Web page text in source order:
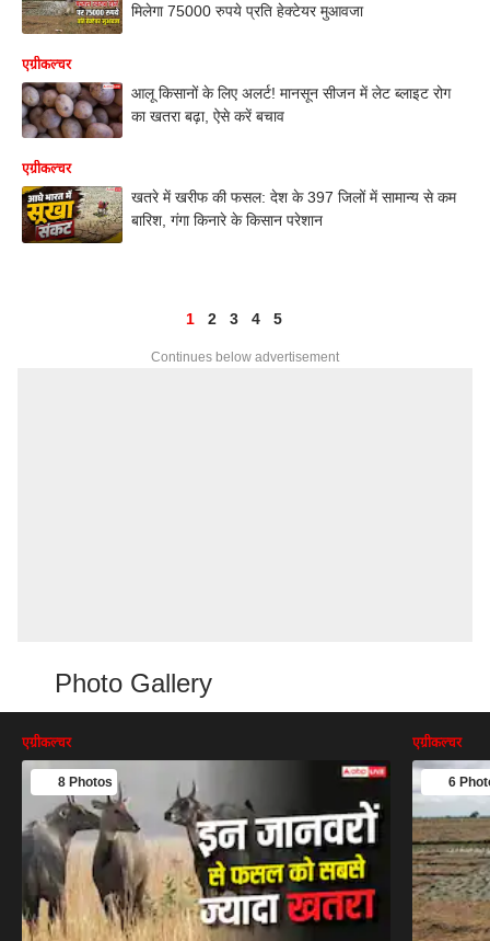
मिलेगा 75000 रुपये प्रति हेक्टेयर मुआवजा
एग्रीकल्चर
आलू किसानों के लिए अलर्ट! मानसून सीजन में लेट ब्लाइट रोग
का खतरा बढ़ा, ऐसे करें बचाव
एग्रीकल्चर
खतरे में खरीफ की फसल: देश के 397 जिलों में सामान्य से कम
बारिश, गंगा किनारे के किसान परेशान
1 2 3 4 5
Continues below advertisement
Photo Gallery
एग्रीकल्चर
8 Photos
एग्रीकल्चर
6